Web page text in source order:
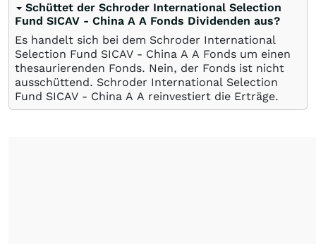
Schüttet der Schroder International Selection
Fund SICAV - China A A Fonds Dividenden aus?
Es handelt sich bei dem Schroder International
Selection Fund SICAV - China A A Fonds um einen
thesaurierenden Fonds. Nein, der Fonds ist nicht
ausschüttend. Schroder International Selection
Fund SICAV - China A A reinvestiert die Erträge.